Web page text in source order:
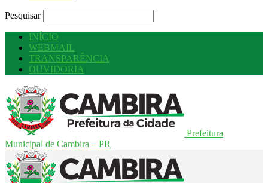
Pesquisar
INÍCIO
WEBMAIL
TRANSPARÊNCIA
OUVIDORIA
Prefeitura
Municipal de Cambira – PR